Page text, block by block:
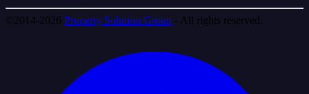
©2014-2026 Property Solution Group - All rights reserved.